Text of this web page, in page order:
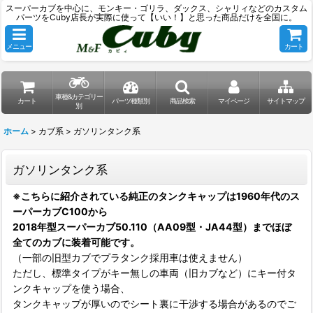
スーパーカブを中心に、モンキー・ゴリラ、ダックス、シャリィなどのカスタム
パーツをCuby店長が実際に使って【いい！】と思った商品だけを全国に。
メニュー カート
カート
車種&カテゴリー
別
パーツ種類別 商品検索 マイページ サイトマップ
ホーム > カブ系 > ガソリンタンク系
ガソリンタンク系
※こちらに紹介されている純正のタンクキャップは1960年代のス
ーパーカブC100から
2018年型スーパーカブ50.110（AA09型・JA44型）までほぼ
全てのカブに装着可能です。
（一部の旧型カブでプラタンク採用車は使えません）
ただし、標準タイプがキー無しの車両（旧カブなど）にキー付タ
ンクキャップを使う場合、
タンクキャップが厚いのでシート裏に干渉する場合があるのでご